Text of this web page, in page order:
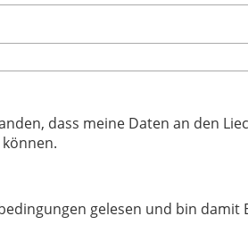
dass meine Daten an den
gelesen und bin damit